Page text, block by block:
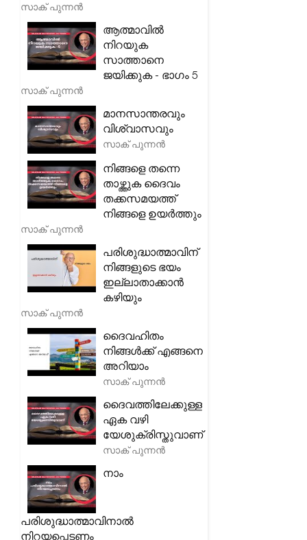
സാക് പുന്നൻ
ആത്മാവിൽ
നിറയുക
സാത്താനെ
ജയിക്കുക - ഭാഗം 5
സാക് പുന്നൻ
മാനസാന്തരവും
വിശ്വാസവും
സാക് പുന്നൻ
നിങ്ങളെ തന്നെ
താഴ്ത്തുക ദൈവം
തക്കസമയത്ത്
നിങ്ങളെ ഉയർത്തും
സാക് പുന്നൻ
പരിശുദ്ധാത്മാവിന്
നിങ്ങളുടെ ഭയം
ഇല്ലാതാക്കാൻ
കഴിയും
സാക് പുന്നൻ
ദൈവഹിതം
നിങ്ങൾക്ക് എങ്ങനെ
അറിയാം
സാക് പുന്നൻ
ദൈവത്തിലേക്കുള്ള
ഏക വഴി
യേശുക്രിസ്തുവാണ്
സാക് പുന്നൻ
നാം
പരിശുദ്ധാത്മാവിനാൽ
നിറയപ്പെടണം